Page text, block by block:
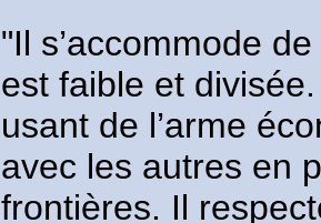
"Il s’accommode
est faible et
usant de l’arme
avec les autres en
frontières. Il